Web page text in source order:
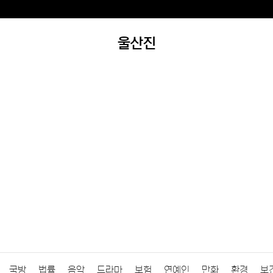
울산진
국방 법률 음악 드라마 보험 연예인 만화 환경 보